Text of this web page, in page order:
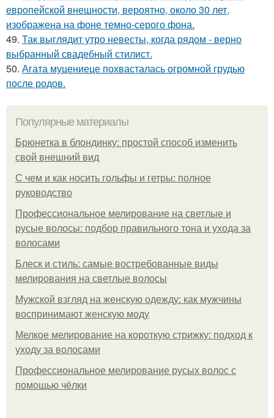
европейской внешности, вероятно, около 30 лет,
изображена на фоне темно-серого фона.
49. Так выглядит утро невесты, когда рядом - верно
выбранный свадебный стилист.
50. Агата муцениеце похвасталась огромной грудью
после родов.
Популярные материалы
Брюнетка в блондинку: простой способ изменить
свой внешний вид
С чем и как носить гольфы и гетры: полное
руководство
Профессиональное мелирование на светлые и
русые волосы: подбор правильного тона и ухода за
волосами
Блеск и стиль: самые востребованные виды
мелирования на светлые волосы
Мужской взгляд на женскую одежду: как мужчины
воспринимают женскую моду
Мелкое мелирование на короткую стрижку: подход к
уходу за волосами
Профессиональное мелирование русых волос с
помощью чёлки